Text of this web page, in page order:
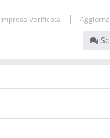
Impresa Verificata |